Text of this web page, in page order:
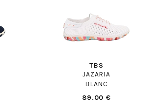
TBS
JAZARIA
BLANC
89.00 €